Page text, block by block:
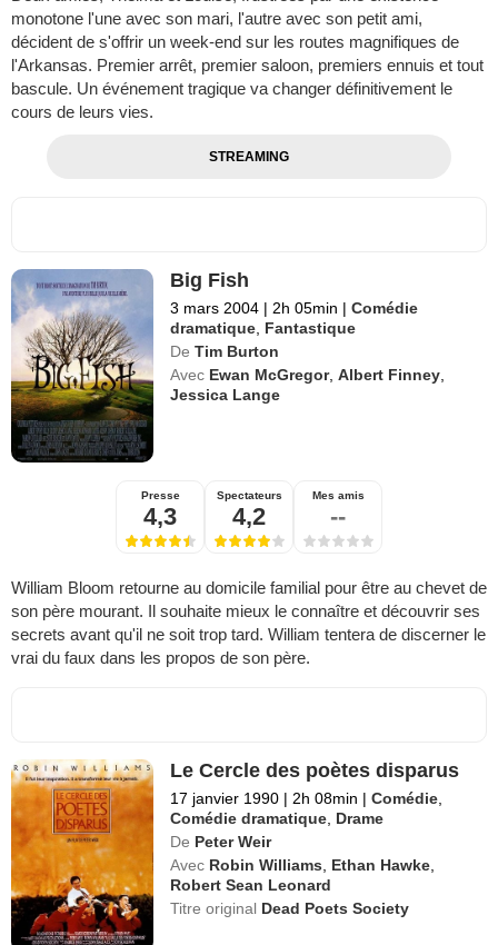
monotone l'une avec son mari, l'autre avec son petit ami,
décident de s'offrir un week-end sur les routes magnifiques de
l'Arkansas. Premier arrêt, premier saloon, premiers ennuis et tout
bascule. Un événement tragique va changer définitivement le
cours de leurs vies.
STREAMING
Big Fish
3 mars 2004 | 2h 05min | Comédie
dramatique, Fantastique
De Tim Burton
Avec Ewan McGregor,Albert Finney,
Jessica Lange
Presse
4,3
Spectateurs
4,2
Mes amis
--
William Bloom retourne au domicile familial pour être au chevet de
son père mourant. Il souhaite mieux le connaître et découvrir ses
secrets avant qu'il ne soit trop tard. William tentera de discerner le
vrai du faux dans les propos de son père.
Le Cercle des poètes disparus
17 janvier 1990 | 2h 08min | Comédie,
Comédie dramatique, Drame
De Peter Weir
Avec Robin Williams, Ethan Hawke,
Robert Sean Leonard
Titre original Dead Poets Society